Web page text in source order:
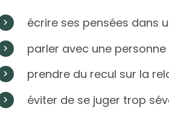
écrire ses pensées dans
parler avec une
prendre du recul sur la
éviter de se juger trop